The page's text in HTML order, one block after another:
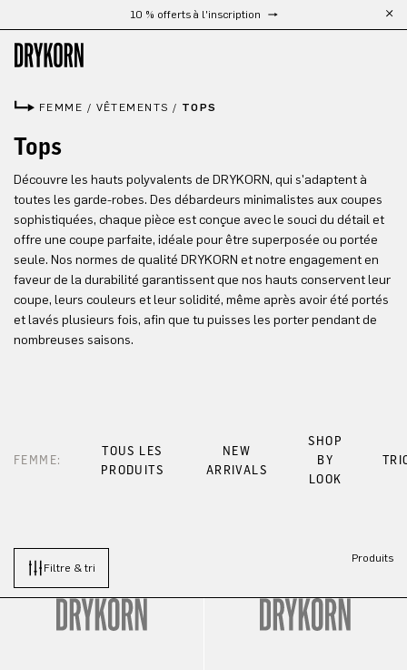
Passer au contenu principal10 % offerts à l'inscription
FEMME / VÊTEMENTS / TOPS
Tops
Découvre les hauts polyvalents de DRYKORN, qui s'adaptent à
toutes les garde-robes. Des débardeurs minimalistes aux coupes
sophistiquées, chaque pièce est conçue avec le souci du détail et
offre une coupe parfaite, idéale pour être superposée ou portée
seule. Nos normes de qualité DRYKORN et notre engagement en
faveur de la durabilité garantissent que nos hauts conservent leur
coupe, leurs couleurs et leur solidité, même après avoir été portés
et lavés plusieurs fois, afin que tu puisses les porter pendant de
nombreuses saisons.
FEMME:
TOUS LES
PRODUITS
NEW
ARRIVALS
SHOP
BY
LOOK
Filtre & tri
Produits